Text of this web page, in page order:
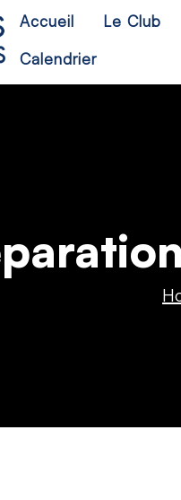
Accueil Le Club
Calendrier